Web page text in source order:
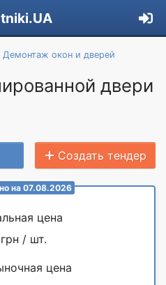
Демонтаж окон и дверей
двери
Создать тендер
на 07.08.2026
цена
грн / шт.
цена